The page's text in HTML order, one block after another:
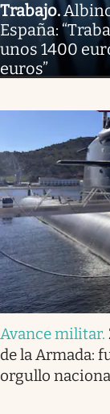
Trabajo.
España:
unos 1400
euros”
Avance militar.
de la Armada:
orgullo